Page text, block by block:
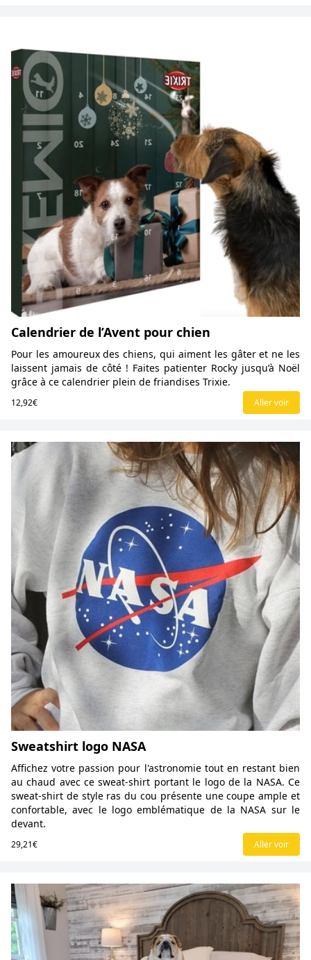
Calendrier de l’Avent pour chien
Pour les amoureux des chiens, qui aiment les gâter et ne les
laissent jamais de côté ! Faites patienter Rocky jusqu’à Noël
grâce à ce calendrier plein de friandises Trixie.
12,92€ Aller voir
Sweatshirt logo NASA
Affichez votre passion pour l'astronomie tout en restant bien
au chaud avec ce sweat-shirt portant le logo de la NASA. Ce
sweat-shirt de style ras du cou présente une coupe ample et
confortable, avec le logo emblématique de la NASA sur le
devant.
29,21€ Aller voir